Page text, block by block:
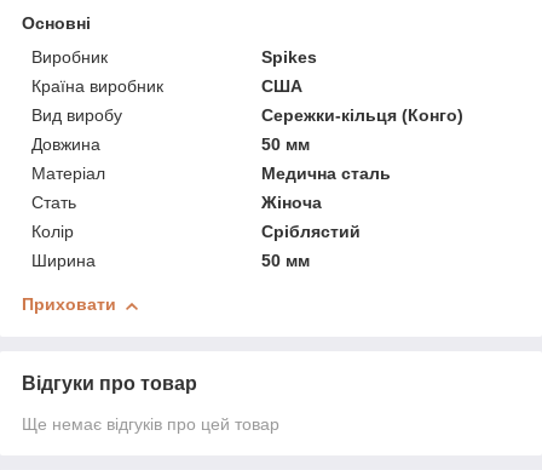
Основні
Виробник
Spikes
Країна виробник
США
Вид виробу
Сережки-кільця (Конго)
Довжина
50 мм
Матеріал
Медична сталь
Стать
Жіноча
Колір
Сріблястий
Ширина
50 мм
Приховати
Відгуки про товар
Ще немає відгуків про цей товар